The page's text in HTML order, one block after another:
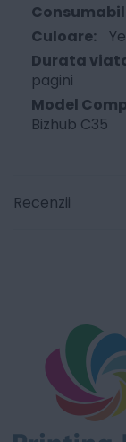
pagini
Bizhub C35
Recenzii